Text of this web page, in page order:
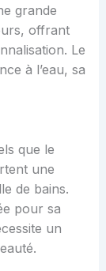
grande
offrant
Le
à l’eau, sa
que le
une
de bains.
pour sa
un